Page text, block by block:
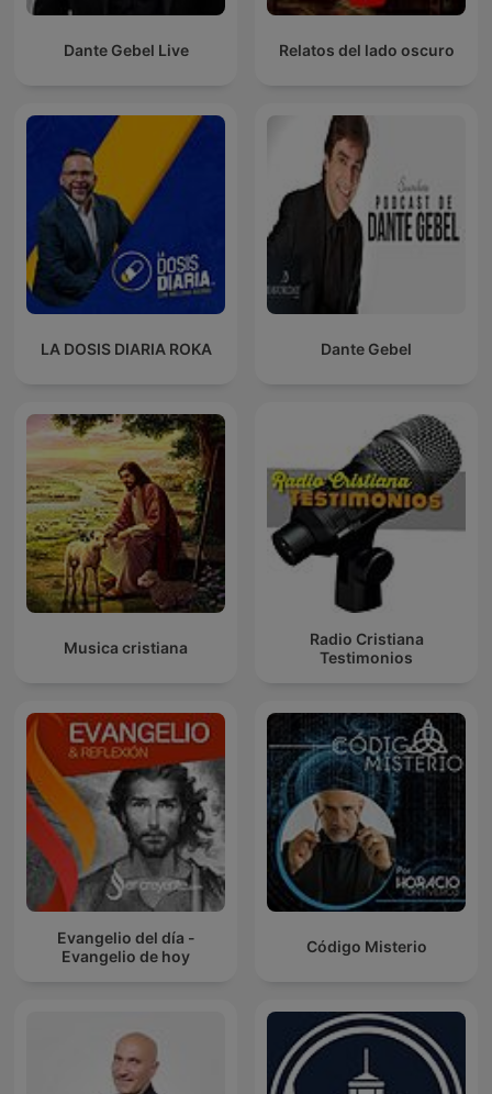
Dante Gebel Live Relatos del lado oscuro
LA DOSIS DIARIA ROKA Dante Gebel
Musica cristiana
Radio Cristiana
Testimonios
Evangelio del día -
Evangelio de hoy
Código Misterio